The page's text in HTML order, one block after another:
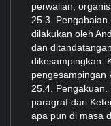
perwalian,
25.3.
dilakukan oleh
dan
dikesampingkan.
pengesampingan
25.4.
paragraf dari
apa pun di masa